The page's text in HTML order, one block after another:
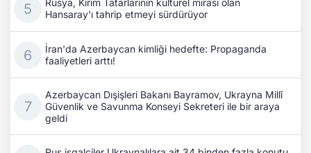
Rusya, Kırım Tatarlarının kültürel mirası olan
Hansaray'ı tahrip etmeyi sürdürüyor
İran'da Azerbaycan kimliği hedefte: Propaganda
faaliyetleri arttı!
Azerbaycan Dışişleri Bakanı Bayramov, Ukrayna Millî
Güvenlik ve Savunma Konseyi Sekreteri ile bir araya
geldi